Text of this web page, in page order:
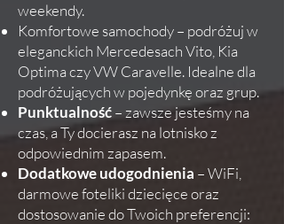
weekendy.
Komfortowe samochody – podróżuj w
eleganckich Mercedesach Vito, Kia
Optima czy VW Caravelle. Idealne dla
podróżujących w pojedynkę oraz grup.
Punktualność– zawsze jesteśmy na
czas, a Ty docierasz na lotnisko z
odpowiednim zapasem.
Dodatkowe udogodnienia – WiFi,
darmowe foteliki dziecięce oraz
dostosowanie do Twoich preferencji: